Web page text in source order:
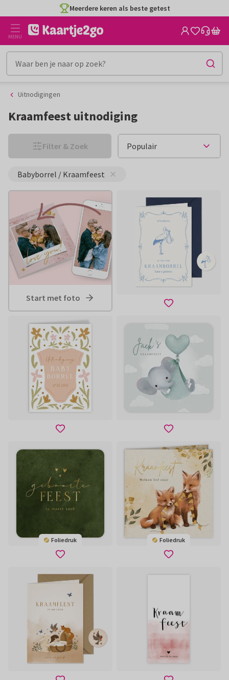
naar
inhoud
naar
het
filter
CO2-neutraal gedrukt
MENU
Uitnodigingen
Kraamfeest uitnodiging
Filter & Zoek
Babyborrel / Kraamfeest
Start met foto
Foliedruk Foliedruk